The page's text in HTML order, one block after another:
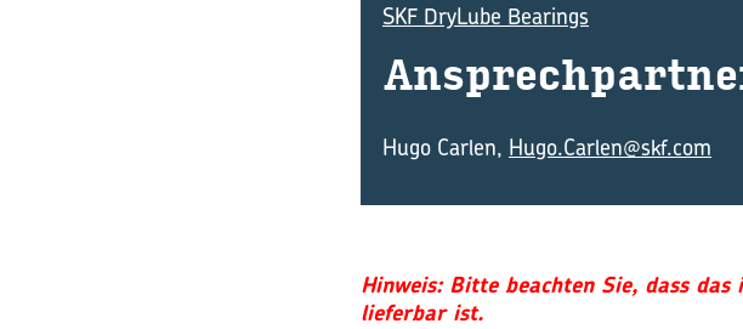
SKF DryLube Bearings
Hugo Carlen, Hugo.Carlen@skf.com
Hinweis: Bitte beachten Sie, dass
lieferbar ist.